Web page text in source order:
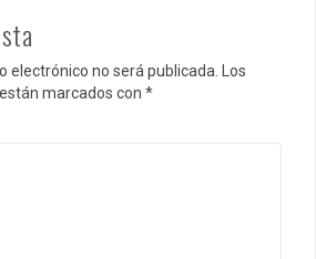
electrónico no será publicada.
Los
marcados con *